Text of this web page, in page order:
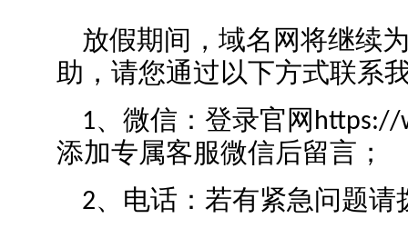
放假期间，域名网将继续
助，请您通过以下方式联系
1、微信：登录官网https://
添加专属客服微信后留言；
2、电话：若有紧急问题请